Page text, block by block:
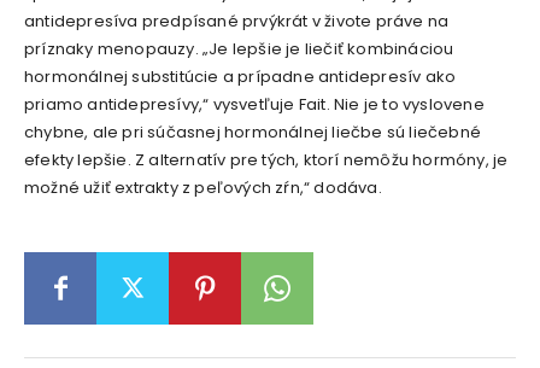
antidepresíva predpísané prvýkrát v živote práve na
príznaky menopauzy. „Je lepšie je liečiť kombináciou
hormonálnej substitúcie a prípadne antidepresív ako
priamo antidepresívy,“ vysvetľuje Fait. Nie je to vyslovene
chybne, ale pri súčasnej hormonálnej liečbe sú liečebné
efekty lepšie. Z alternatív pre tých, ktorí nemôžu hormóny, je
možné užiť extrakty z peľových zŕn,“ dodáva.